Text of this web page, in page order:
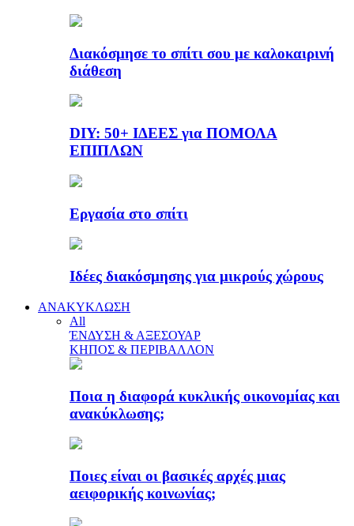
Διακόσμησε το σπίτι σου με καλοκαιρινή
διάθεση
DIY: 50+ ΙΔΕΕΣ για ΠΟΜΟΛΑ
ΕΠΙΠΛΩΝ
Εργασία στο σπίτι
Ιδέες διακόσμησης για μικρούς χώρους
ΑΝΑΚΥΚΛΩΣΗ
All
ΈΝΔΥΣΗ & ΑΞΕΣΟΥΑΡ
ΚΗΠΟΣ & ΠΕΡΙΒΑΛΛΟΝ
Ποια η διαφορά κυκλικής οικονομίας και
ανακύκλωσης;
Ποιες είναι οι βασικές αρχές μιας
αειφορικής κοινωνίας;